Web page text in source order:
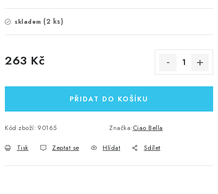
skladem (2 ks)
263 Kč
PŘIDAT DO KOŠÍKU
Kód zboží: 90165 Značka:Ciao Bella
Tisk Zeptat se Hlídat Sdílet